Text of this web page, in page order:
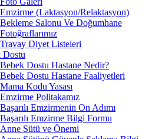
Emzirme (Laktasyon/Relaktasyon)
Bekleme Salonu Ve Doğumhane
Fotoğraflarımız
Travay Diyet Listeleri
Dostu
Bebek Dostu Hastane Nedir?
Bebek Dostu Hastane Faaliyetleri
Mama Kodu Yasası
Emzirme Politakamız
Başarılı Emzirmenin On Adımı
Başarılı Emzirme Bilgi Formu
Anne Sütü ve Önemi